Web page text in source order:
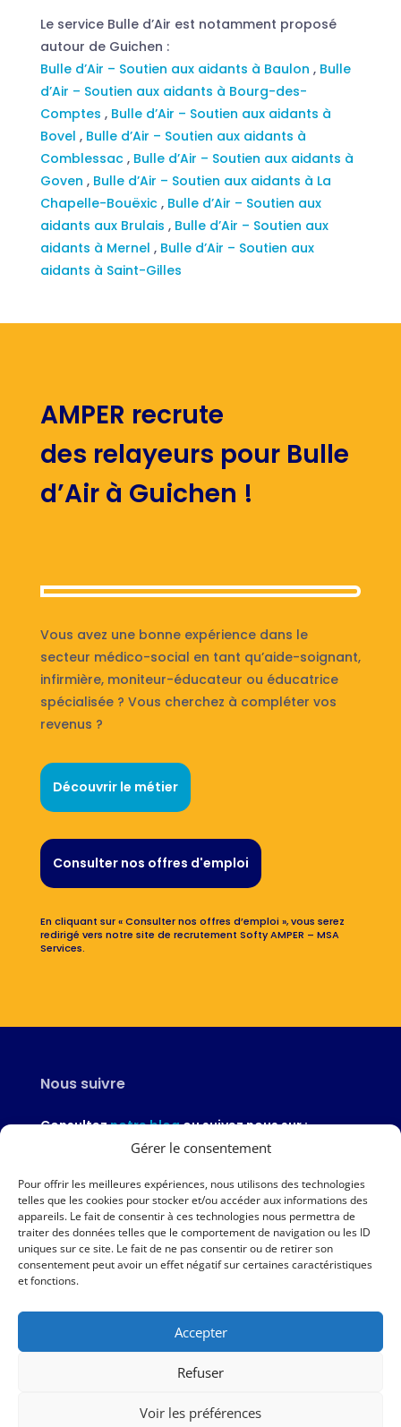
Gérer le consentement
Pour offrir les meilleures expériences, nous utilisons des technologies
telles que les cookies pour stocker et/ou accéder aux informations des
appareils. Le fait de consentir à ces technologies nous permettra de
traiter des données telles que le comportement de navigation ou les ID
uniques sur ce site. Le fait de ne pas consentir ou de retirer son
consentement peut avoir un effet négatif sur certaines caractéristiques
et fonctions.
Accepter
Refuser
Voir les préférences
Le service Bulle d’Air est notamment proposé
autour de Guichen :
Bulle d’Air – Soutien aux aidants à Baulon , Bulle
d’Air – Soutien aux aidants à Bourg-des-
Comptes , Bulle d’Air – Soutien aux aidants à
Bovel , Bulle d’Air – Soutien aux aidants à
Comblessac , Bulle d’Air – Soutien aux aidants à
Goven , Bulle d’Air – Soutien aux aidants à La
Chapelle-Bouëxic , Bulle d’Air – Soutien aux
aidants aux Brulais , Bulle d’Air – Soutien aux
aidants à Mernel , Bulle d’Air – Soutien aux
aidants à Saint-Gilles
AMPER recrute
des relayeurs pour Bulle
d’Air à Guichen !
Vous avez une bonne expérience dans le
secteur médico-social en tant qu’aide-soignant,
infirmière, moniteur-éducateur ou éducatrice
spécialisée ? Vous cherchez à compléter vos
revenus ?
Découvrir le métier
Consulter nos offres d'emploi
En cliquant sur « Consulter nos offres d’emploi », vous serez
redirigé vers notre site de recrutement Softy AMPER – MSA
Services.
Nous suivre
Consulteznotre blogou suivez nous sur :
Nous contacter
02 97 46 51 97
Nous écrire
AMPER – 6 avenue du Général Borgnis-Desbordes – VANNES